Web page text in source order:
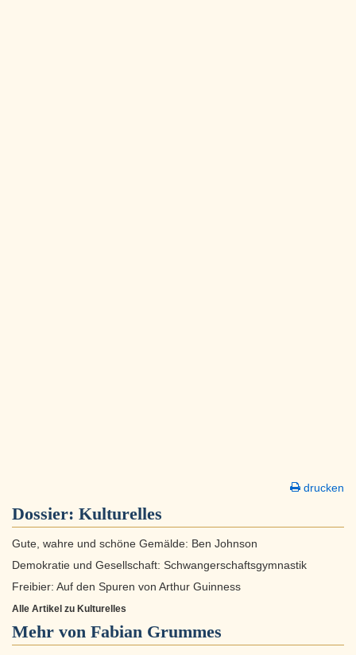
drucken
Dossier: Kulturelles
Gute, wahre und schöne Gemälde: Ben Johnson
Demokratie und Gesellschaft: Schwangerschaftsgymnastik
Freibier: Auf den Spuren von Arthur Guinness
Alle Artikel zu Kulturelles
Mehr von Fabian Grummes